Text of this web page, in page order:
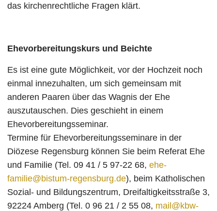
das kirchenrechtliche Fragen klärt.
Ehevorbereitungskurs und Beichte
Es ist eine gute Möglichkeit, vor der Hochzeit noch
einmal innezuhalten, um sich gemeinsam mit
anderen Paaren über das Wagnis der Ehe
auszutauschen. Dies geschieht in einem
Ehevorbereitungsseminar.
Termine für Ehevorbereitungsseminare in der
Diözese Regensburg können Sie beim Referat Ehe
und Familie (Tel. 09 41 / 5 97-22 68, ehe-
familie@bistum-regensburg.de), beim Katholischen
Sozial- und Bildungszentrum, Dreifaltigkeitsstraße 3,
92224 Amberg (Tel. 0 96 21 / 2 55 08, mail@kbw-